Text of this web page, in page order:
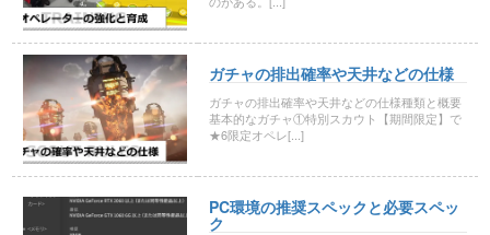
ガチャの排出確率や天井などの仕様
ガチャの排出確率や天井などの仕様種類と概要
基本的なガチャ①特別スカウト【期間限定】で
★6限定オペレ[...]
PC環境の推奨スペックと必要スペッ
ク